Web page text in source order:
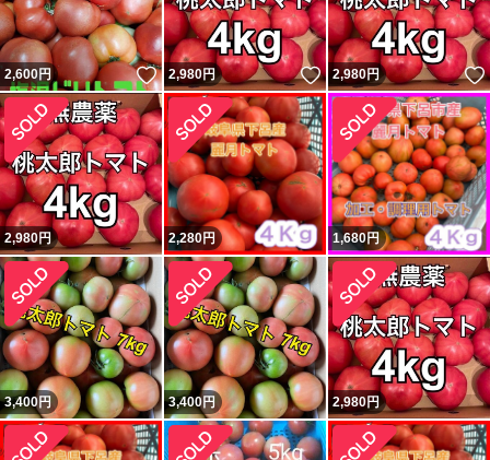
2,600円 いいね！
2,980円 いいね！
2,980円
2,980円 2,280円 1,680円
3,400円 3,400円 2,980円